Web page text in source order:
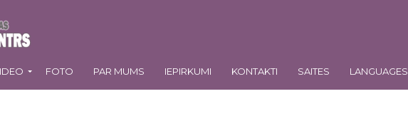
FOTO PAR MUMS IEPIRKUMI KONTAKTI SAITES LANGUAGES